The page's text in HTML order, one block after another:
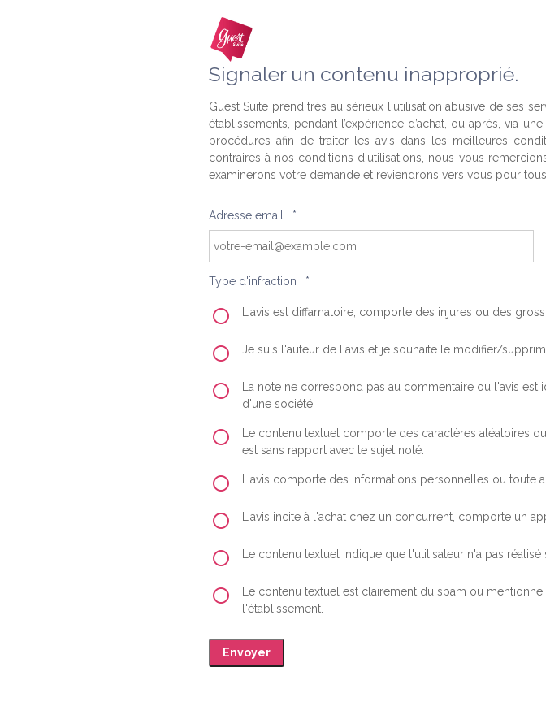
Signaler un contenu inapproprié.
Guest Suite prend très au sérieux l'utilisation abusive de ses
établissements, pendant l’expérience d’achat, ou après, via
procédures afin de traiter les avis dans les meilleures
contraires à nos conditions d'utilisations, nous vous
examinerons votre demande et reviendrons vers vous pour
Adresse email : *
Type d'infraction : *
L'avis est diffamatoire, comporte des injures ou des
Je suis l'auteur de l'avis et je souhaite le modifier/
La note ne correspond pas au commentaire ou l'avis
d'une société.
Le contenu textuel comporte des caractères aléatoires
est sans rapport avec le sujet noté.
L'avis comporte des informations personnelles ou
L'avis incite à l'achat chez un concurrent, comporte un
Le contenu textuel indique que l'utilisateur n'a pas
Le contenu textuel est clairement du spam ou
l'établissement.
Envoyer